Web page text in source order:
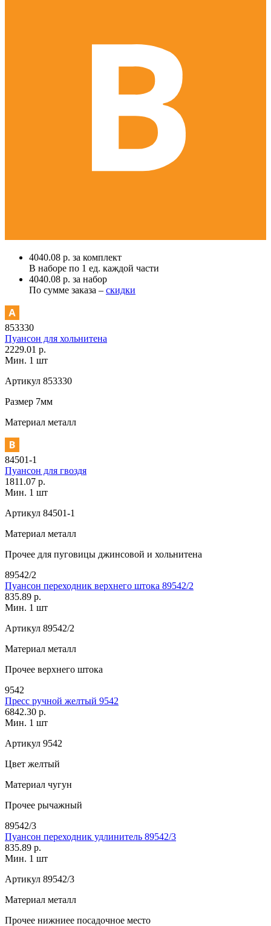
4040.08 р. за комплект
В наборе по 1 ед. каждой части
4040.08 р. за набор
По сумме заказа – скидки
853330
Пуансон для хольнитена
2229.01 р.
Мин. 1 шт
Артикул 853330
Размер 7мм
Материал металл
84501-1
Пуансон для гвоздя
1811.07 р.
Мин. 1 шт
Артикул 84501-1
Материал металл
Прочее для пуговицы джинсовой и хольнитена
89542/2
Пуансон переходник верхнего штока 89542/2
835.89 р.
Мин. 1 шт
Артикул 89542/2
Материал металл
Прочее верхнего штока
9542
Пресс ручной желтый 9542
6842.30 р.
Мин. 1 шт
Артикул 9542
Цвет желтый
Материал чугун
Прочее рычажный
89542/3
Пуансон переходник удлинитель 89542/3
835.89 р.
Мин. 1 шт
Артикул 89542/3
Материал металл
Прочее нижниее посадочное место